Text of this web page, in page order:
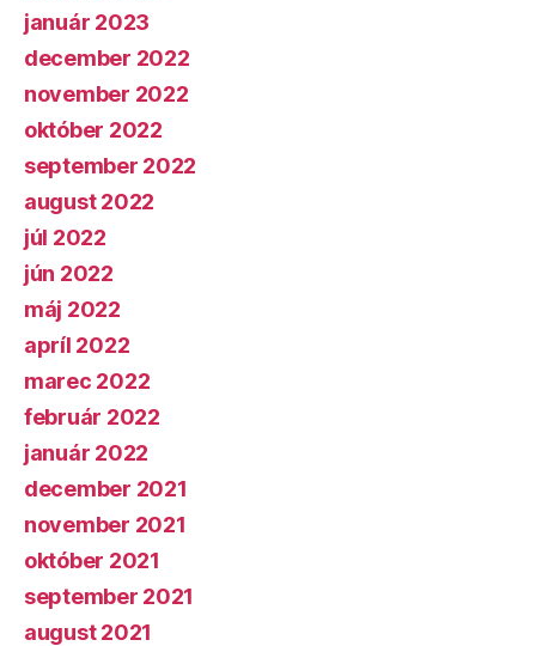
január 2023
december 2022
november 2022
október 2022
september 2022
august 2022
júl 2022
jún 2022
máj 2022
apríl 2022
marec 2022
február 2022
január 2022
december 2021
november 2021
október 2021
september 2021
august 2021